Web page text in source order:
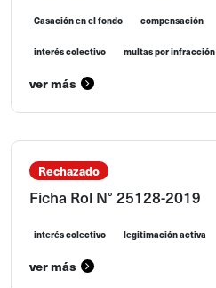
Casación en el fondo compensación
interés colectivo multas por infracción
ver más
Rechazado
Ficha Rol N° 25128-2019
interés colectivo legitimación activa
ver más